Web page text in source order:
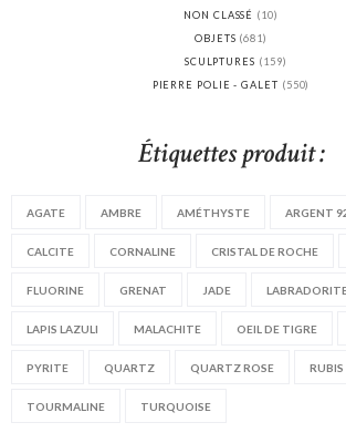
NON CLASSÉ (10)
OBJETS (681)
SCULPTURES (159)
PIERRE POLIE - GALET (550)
Étiquettes produit :
AGATE AMBRE AMÉTHYSTE ARGENT
CALCITE CORNALINE CRISTAL DE ROCHE
FLUORINE GRENAT JADE
LAPIS LAZULI MALACHITE OEIL DE TIGRE
PYRITE QUARTZ QUARTZ ROSE RUBIS
TOURMALINE TURQUOISE